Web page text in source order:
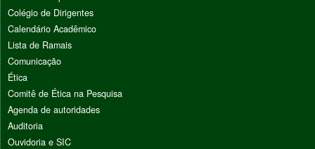
Colégio de Dirigentes
Calendário Acadêmico
Lista de Ramais
Comunicação
Ética
Comitê de Ética na Pesquisa
Agenda de autoridades
Auditoria
Ouvidoria e SIC